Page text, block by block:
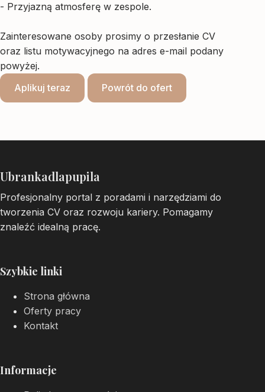
- Przyjazną atmosferę w zespole.
Zainteresowane osoby prosimy o przesłanie CV
oraz listu motywacyjnego na adres e-mail podany
powyżej.
Aplikuj teraz
Powrót do ofert
Ubrankadlapupila
Profesjonalny portal z poradami i narzędziami do
tworzenia CV oraz rozwoju kariery. Pomagamy
znaleźć idealną pracę.
Szybkie linki
Strona główna
Oferty pracy
Kontakt
Informacje